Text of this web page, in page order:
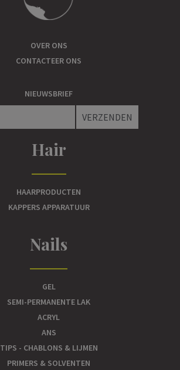
OVER ONS
CONTACTEER ONS
NIEUWSBRIEF
VERZENDEN
Hair
HAARPRODUCTEN
KAPPERS APPARATUUR
Nails
GEL
SEMI-PERMANENTE LAK
ACRYL
ANS
TIPS - CHABLONS & LIJMEN
PRIMERS & SOLVENTEN